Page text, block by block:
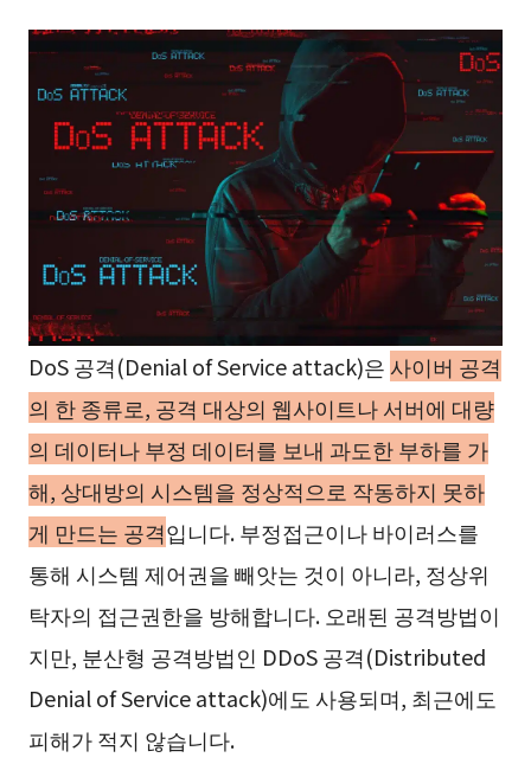
DoS 공격(Denial of Service attack)은 사이버 공격
의 한 종류로, 공격 대상의 웹사이트나 서버에 대량
의 데이터나 부정 데이터를 보내 과도한 부하를 가
해, 상대방의 시스템을 정상적으로 작동하지 못하
게 만드는 공격입니다. 부정접근이나 바이러스를
통해 시스템 제어권을 빼앗는 것이 아니라, 정상위
탁자의 접근권한을 방해합니다. 오래된 공격방법이
지만, 분산형 공격방법인 DDoS 공격(Distributed
Denial of Service attack)에도 사용되며, 최근에도
피해가 적지 않습니다.